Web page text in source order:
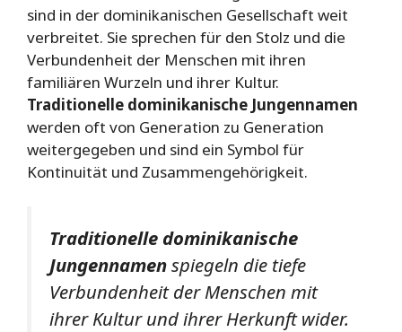
sind in der dominikanischen Gesellschaft weit
verbreitet. Sie sprechen für den Stolz und die
Verbundenheit der Menschen mit ihren
familiären Wurzeln und ihrer Kultur.
Traditionelle dominikanische Jungennamen
werden oft von Generation zu Generation
weitergegeben und sind ein Symbol für
Kontinuität und Zusammengehörigkeit.
Traditionelle dominikanische
Jungennamenspiegeln die tiefe
Verbundenheit der Menschen mit
ihrer Kultur und ihrer Herkunft wider.